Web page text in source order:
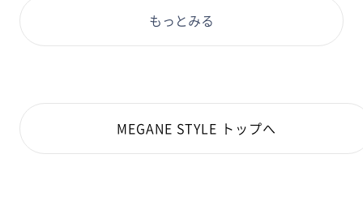
もっとみる
MEGANE STYLE トップへ